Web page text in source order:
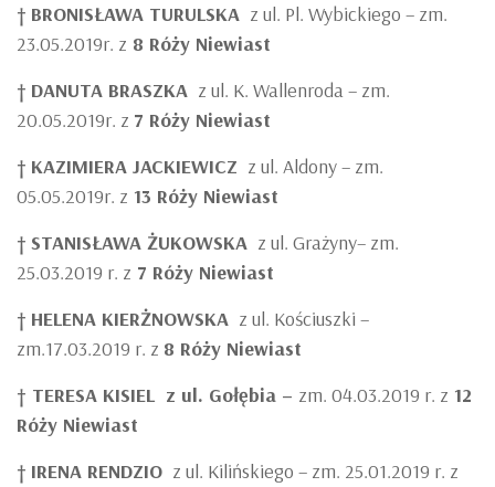
† BRONISŁAWA TURULSKA z ul. Pl. Wybickiego – zm.
23.05.2019r. z 8 Róży Niewiast
† DANUTA BRASZKA z ul. K. Wallenroda – zm.
20.05.2019r. z 7 Róży Niewiast
† KAZIMIERA JACKIEWICZ z ul. Aldony – zm.
05.05.2019r. z 13 Róży Niewiast
† STANISŁAWA ŻUKOWSKA z ul. Grażyny– zm.
25.03.2019 r. z 7 Róży Niewiast
† HELENA KIERŻNOWSKA z ul. Kościuszki –
zm.17.03.2019 r. z 8 Róży Niewiast
† TERESA KISIEL z ul. Gołębia – zm. 04.03.2019 r. z 12
Róży Niewiast
† IRENA RENDZIO z ul. Kilińskiego – zm. 25.01.2019 r. z